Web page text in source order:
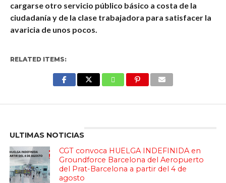
cargarse otro servicio público básico a costa de la
ciudadanía y de la clase trabajadora para satisfacer la
avaricia de unos pocos.
RELATED ITEMS:
ULTIMAS NOTICIAS
CGT convoca HUELGA INDEFINIDA en
Groundforce Barcelona del Aeropuerto
del Prat-Barcelona a partir del 4 de
agosto